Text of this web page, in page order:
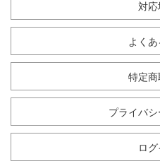
対応
よく
特定
プライバ
ロ